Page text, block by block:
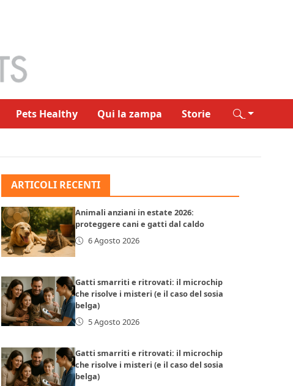
Pets Healthy Qui la zampa Storie
ARTICOLI RECENTI
Animali anziani in estate 2026:
proteggere cani e gatti dal caldo
6 Agosto 2026
Gatti smarriti e ritrovati: il microchip
che risolve i misteri (e il caso del sosia
belga)
5 Agosto 2026
Gatti smarriti e ritrovati: il microchip
che risolve i misteri (e il caso del sosia
belga)